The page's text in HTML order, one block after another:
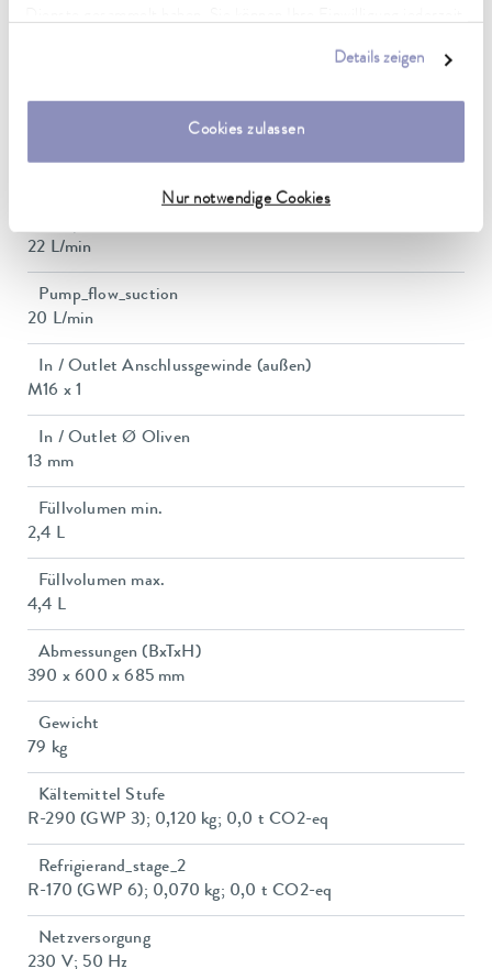
Details zeigen
Cookies zulassen
Nur notwendige Cookies
0,7 bar
22 L/min
Pump_flow_suction
20 L/min
In / Outlet Anschlussgewinde (außen)
M16 x 1
In / Outlet Ø Oliven
13 mm
Füllvolumen min.
2,4 L
Füllvolumen max.
4,4 L
Abmessungen (BxTxH)
390 x 600 x 685 mm
Gewicht
79 kg
Kältemittel Stufe
R-290 (GWP 3); 0,120 kg; 0,0 t CO2-eq
Refrigierand_stage_2
R-170 (GWP 6); 0,070 kg; 0,0 t CO2-eq
Netzversorgung
230 V; 50 Hz